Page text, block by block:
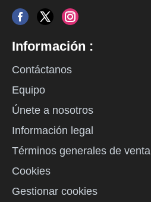
Información :
Contáctanos
Equipo
Únete a nosotros
Información legal
Términos generales de venta
Cookies
Gestionar cookies